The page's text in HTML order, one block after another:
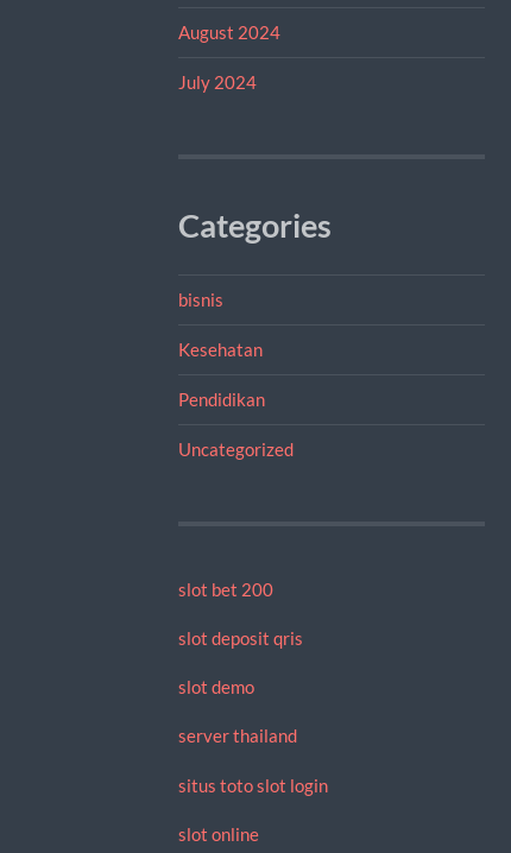
August 2024
July 2024
Categories
bisnis
Kesehatan
Pendidikan
Uncategorized
slot bet 200
slot deposit qris
slot demo
server thailand
situs toto slot login
slot online